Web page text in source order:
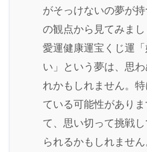
がそっけないの夢が
の観点から見てみま
愛運健康運宝くじ運
い」という夢は、思
れかもしれません。
ている可能性があり
て、思い切って挑戦
られるかもしれませ